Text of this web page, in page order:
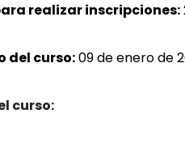
realizar inscripciones:
del curso:09 de enero de
curso: